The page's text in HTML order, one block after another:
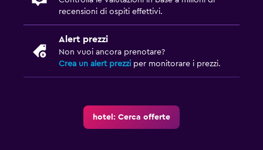
recensioni di ospiti effettivi.
Alert prezzi
Non vuoi ancora prenotare?
Crea un alert prezzi per monitorare i prezzi.
hotel: Cerca offerte